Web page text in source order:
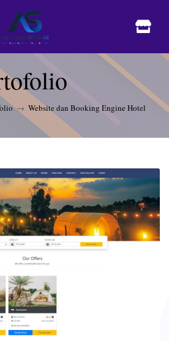
Website dan Booking Engine Hotel